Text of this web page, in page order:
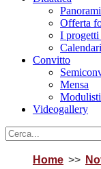
Offerta
I progetti
Convitto
Mensa
Videogallery
Home